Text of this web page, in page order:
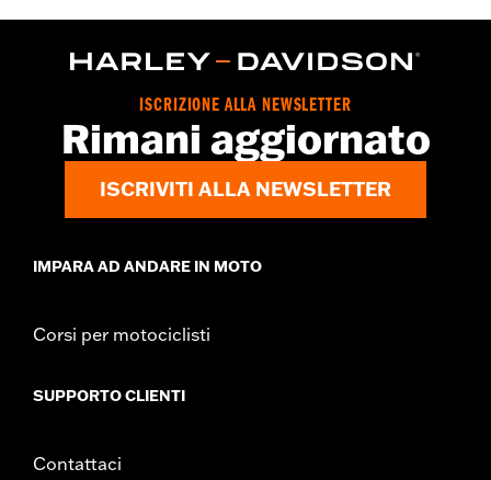
ISCRIZIONE ALLA NEWSLETTER
Rimani aggiornato
ISCRIVITI ALLA NEWSLETTER
IMPARA AD ANDARE IN MOTO
Corsi per motociclisti
SUPPORTO CLIENTI
Contattaci